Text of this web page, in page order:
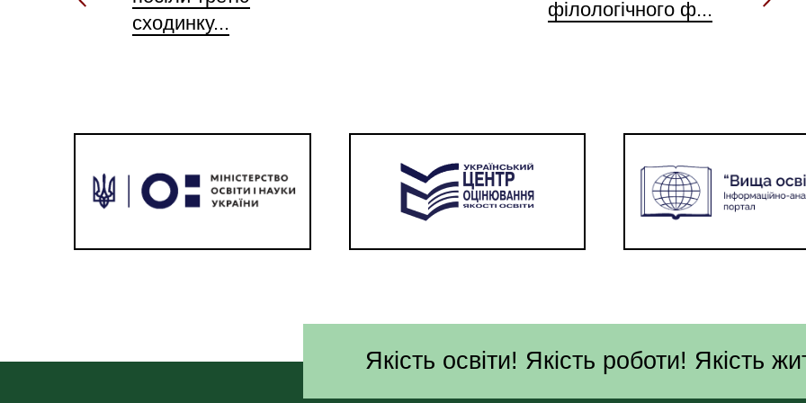
сходинку...
філологічного ф...
Якість освіти! Якість роботи! Якість